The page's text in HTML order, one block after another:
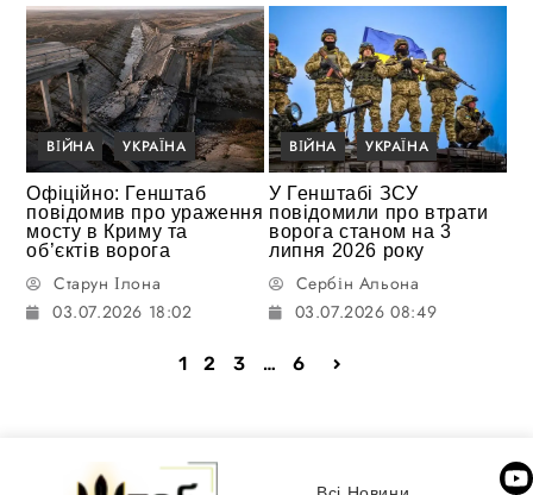
ВІЙНА УКРАЇНА
Офіційно: Генштаб
повідомив про ураження
мосту в Криму та
об’єктів ворога
Старун Ілона
03.07.2026 18:02
ВІЙНА УКРАЇНА
У Генштабі ЗСУ
повідомили про втрати
ворога станом на 3
липня 2026 року
Сербін Альона
03.07.2026 08:49
1 2 3 … 6